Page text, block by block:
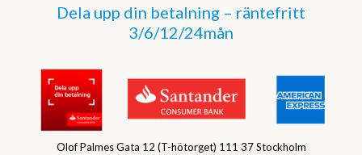
Dela upp din betalning – räntefritt
3/6/12/24mån
Olof Palmes Gata 12 (T-hötorget) 111 37 Stockholm